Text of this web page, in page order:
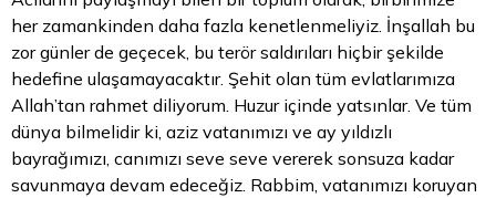
her zamankinden daha fazla kenetlenmeliyiz. İnşallah bu
zor günler de geçecek, bu terör saldırıları hiçbir şekilde
hedefine ulaşamayacaktır. Şehit olan tüm evlatlarımıza
Allah’tan rahmet diliyorum. Huzur içinde yatsınlar. Ve tüm
dünya bilmelidir ki, aziz vatanımızı ve ay yıldızlı
bayrağımızı, canımızı seve seve vererek sonsuza kadar
savunmaya devam edeceğiz. Rabbim, vatanımızı koruyan